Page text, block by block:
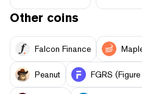
Other coins
Falcon Finance
Peanut FGRS